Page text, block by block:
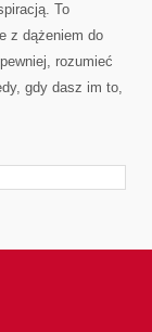
To
z dążeniem do
rozumieć
gdy dasz im to,